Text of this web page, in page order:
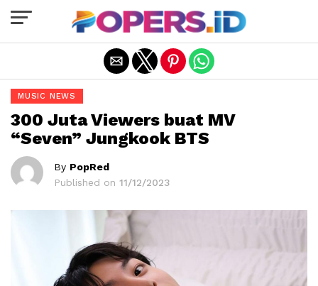
MUSIC NEWS
300 Juta Viewers buat MV
“Seven” Jungkook BTS
By PopRed
Published on 11/12/2023
Exit mobile version